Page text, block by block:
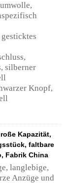
silberner
Knopf,
Kapazität,
faltbare
Fabrik China
langlebige,
Anzüge und